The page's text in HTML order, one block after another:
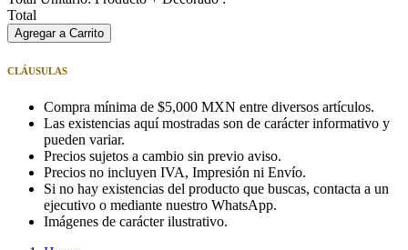
Total
Agregar a Carrito
CLÁUSULAS
Compra mínima de $5,000 MXN entre diversos artículos.
Las existencias aquí mostradas son de carácter informativo y
pueden variar.
Precios sujetos a cambio sin previo aviso.
Precios no incluyen IVA, Impresión ni Envío.
Si no hay existencias del producto que buscas, contacta a un
ejecutivo o mediante nuestro WhatsApp.
Imágenes de carácter ilustrativo.